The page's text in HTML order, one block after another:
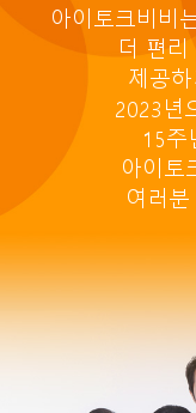
아이토크비비
더 편
제공
2023년
15주
아이토
여러